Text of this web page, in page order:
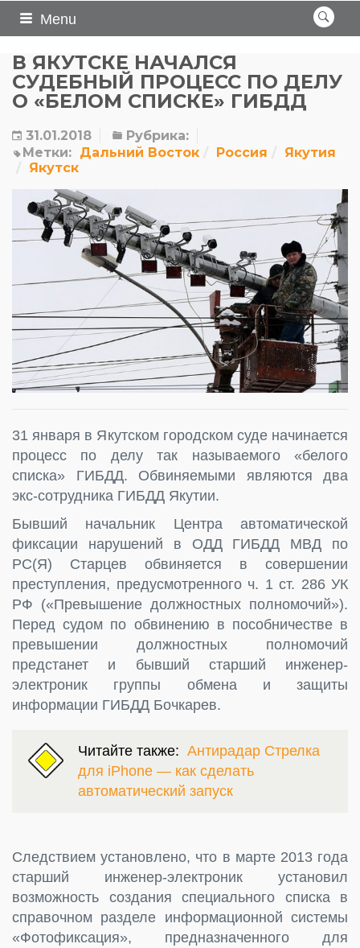
Menu
В ЯКУТСКЕ НАЧАЛСЯ
СУДЕБНЫЙ ПРОЦЕСС ПО ДЕЛУ
О «БЕЛОМ СПИСКЕ» ГИБДД
31.01.2018
Рубрика:
Метки: Дальний Восток Россия
Якутия
Якутск
31 января в Якутском городском суде начинается
процесс по делу так называемого «белого
списка» ГИБДД. Обвиняемыми являются два
экс-сотрудника ГИБДД Якутии.
Бывший начальник Центра автоматической
фиксации нарушений в ОДД ГИБДД МВД по
РС(Я) Старцев обвиняется в совершении
преступления, предусмотренного ч. 1 ст. 286 УК
РФ («Превышение должностных полномочий»).
Перед судом по обвинению в пособничестве в
превышении должностных полномочий
предстанет и бывший старший инженер-
электроник группы обмена и защиты
информации ГИБДД Бочкарев.
Читайте также: Антирадар Стрелка
для iPhone — как сделать
автоматический запуск
Следствием установлено, что в марте 2013 года
старший инженер-электроник установил
возможность создания специального списка в
справочном разделе информационной системы
«Фотофиксация», предназначенного для